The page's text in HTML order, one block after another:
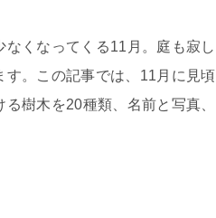
くなってくる11月。庭も寂
。この記事では、11月に見
樹木を20種類、名前と写真